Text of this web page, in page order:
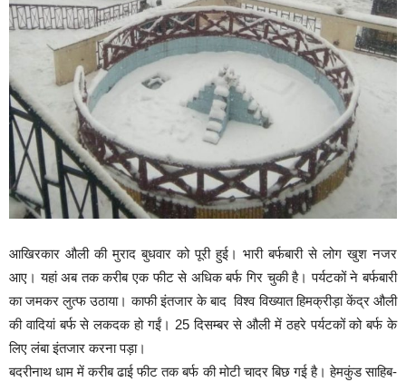
आखिरकार औली की मुराद बुधवार को पूरी हुई। भारी बर्फबारी से लोग खुश नजर
आए। यहां अब तक करीब एक फीट से अधिक बर्फ गिर चुकी है। पर्यटकों ने बर्फबारी
का जमकर लुत्फ उठाया। काफी इंतजार के बाद विश्व विख्यात हिमक्रीड़ा केंद्र औली
की वादियां बर्फ से लकदक हो गईं। 25 दिसम्बर से औली में ठहरे पर्यटकों को बर्फ के
लिए लंबा इंतजार करना पड़ा।
बदरीनाथ धाम में करीब ढाई फीट तक बर्फ की मोटी चादर बिछ गई है। हेमकुंड साहिब-